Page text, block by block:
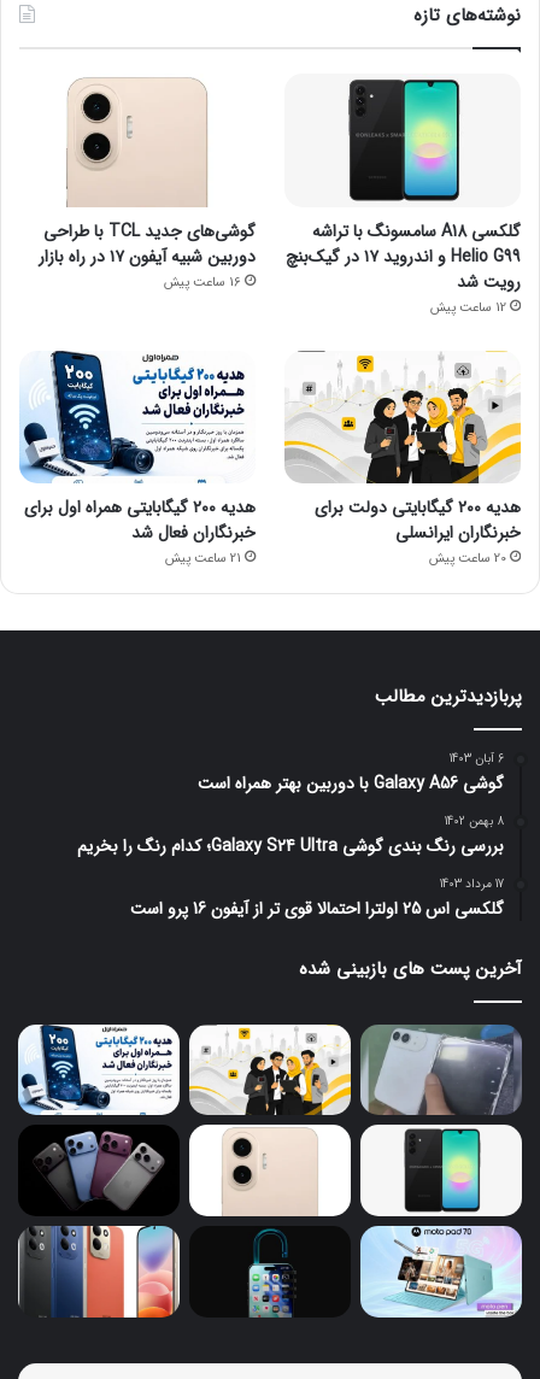
نوشته‌های تازه
گلکسی A18 سامسونگ با تراشه
Helio G99 و اندروید ۱۷ در گیک‌بنچ
رویت شد
12 ساعت پیش
گوشی‌های جدید TCL با طراحی
دوربین شبیه آیفون ۱۷ در راه بازار
16 ساعت پیش
هدیه ۲۰۰ گیگابایتی دولت برای
خبرنگاران ایرانسلی
20 ساعت پیش
هدیه ۲۰۰ گیگابایتی همراه اول برای
خبرنگاران فعال شد
21 ساعت پیش
پربازدیدترین مطالب
6 آبان 1403
گوشی Galaxy A56 با دوربین بهتر همراه است
8 بهمن 1402
بررسی رنگ بندی گوشی Galaxy S24 Ultra؛ کدام رنگ را بخریم
17 مرداد 1403
گلکسی اس 25 اولترا احتمالا قوی تر از آیفون 16 پرو است
آخرین پست های بازبینی شده